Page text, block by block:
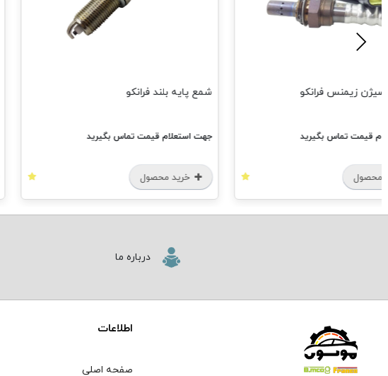
زیمنس فرانکو
قیمت تماس بگیرید
شمع پایه بلند فرانکو
جهت استعلام قیمت تماس بگیرید
خرید محصول
درباره ما
اطلاعات
صفحه اصلی